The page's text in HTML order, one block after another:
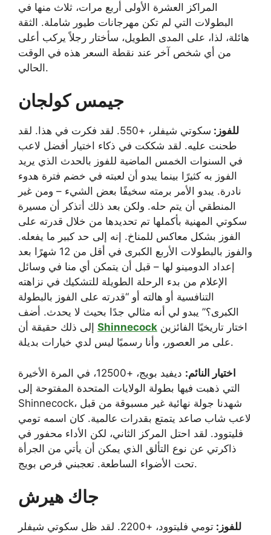
المراكز العشرة الأولى أربع مرات، ثلاث منها في
البطولات التي لم تكن مهرجانات طيور شاملة. الثقة
هائلة، لذا، على المدى الطويل، سأختار رجلاً يركب أعلى
من أي شخص آخر عند نقطة السعر هذه في الوقت
الحالي.
جيمس كولجان
للفوز:
سكوتي شيفلر، +550. لقد فكرت في هذا. لقد
طحنت عليه. لقد شككت في ذكاء اختيار أفضل لاعب
في السنوات الخمس الماضية للفوز بالحدث الذي يريد
الفوز به كثيرًا بينما يبدو أن لعبته في خضم فترة هدوء
نادرة. يبدو الأمر برمته سخيفًا بعض الشيء – ومن غير
المنطقي أن يتم حله. ولكن بعد ذلك أتذكر أن مسيرة
سكوتي المهنية بأكملها تم تحديدها من خلال قدرته على
الفوز بشكل معاكس للمناخ. إنه إلى حد كبير ما يفعله.
والفوز بالبطولات الأربع الكبرى في أقل من 12 شهرًا بعد
إعداد الدومينو لها – قبل أن يتمكن أي منا في وسائل
الإعلام من بدء الرحلة الطويلة للتشكيك في نزاهته
التنافسية أو هالته أو “قدرته على الفوز بالبطولة
الكبرى؟” يبدو لي أنه مثالي جدًا بحيث لا يحدث. أضف
Shinnecock
على مر العصور، وأنا رسميًا ليس لدي خيارات بديلة.
اختيار النائم:
ديفيد بويج، +12500، في المرة الأخيرة
التي ذهبت فيها بطولة الولايات المتحدة المفتوحة إلى
Shinnecock، شهدنا جولة نهائية غير مسبوقة من قبل
لاعب شاب صاعد يتمتع بقدرات عالمية. كان اسمه تومي
فليتوود. لقد احتل المركز الثاني، لكن الأداء محفور في
ذاكرتي عن نوع التألق الذي يمكن أن يأتي من الجرأة
تحت الأضواء الساطعة. تعجبني فرص بويج.
جاك هيرش
للفوز: تومي فليتوود، +2200. لقد ظل سكوتي شيفلر